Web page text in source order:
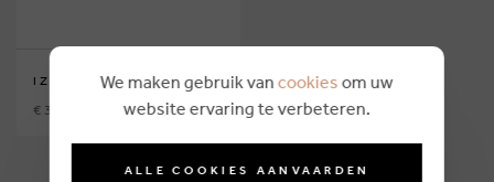
IZIPIZI
€ 30,00
We maken gebruik van cookies om uw
website ervaring te verbeteren.
ALLE COOKIES AANVAARDEN